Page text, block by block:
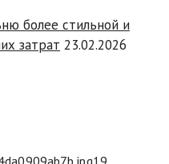
более стильной и
затрат 23.02.2026
19